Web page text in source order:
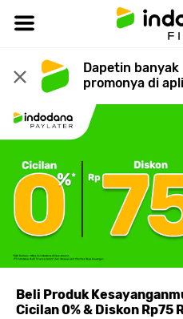
Dapetin banyak
promonya di
Beli Produk
Cicilan 0% & Diskon Rp75